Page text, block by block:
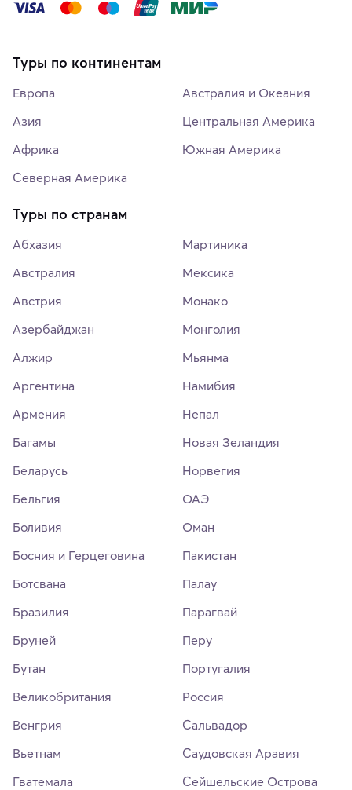
Туры по континентам
Европа
Азия
Африка
Северная Америка
Австралия и Океания
Центральная Америка
Южная Америка
Туры по странам
Абхазия
Австралия
Австрия
Азербайджан
Алжир
Аргентина
Армения
Багамы
Беларусь
Бельгия
Боливия
Босния и Герцеговина
Ботсвана
Бразилия
Бруней
Бутан
Великобритания
Венгрия
Вьетнам
Гватемала
Мартиника
Мексика
Монако
Монголия
Мьянма
Намибия
Непал
Новая Зеландия
Норвегия
ОАЭ
Оман
Пакистан
Палау
Парагвай
Перу
Португалия
Россия
Сальвадор
Саудовская Аравия
Сейшельские Острова